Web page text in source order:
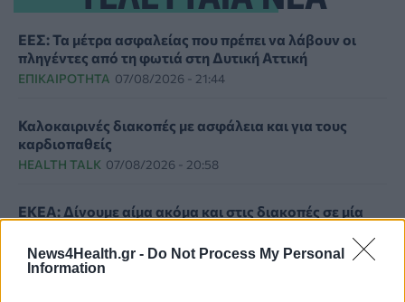
News4Health.gr - Do Not Process My Personal
Information
ΕΕΣ: Τα μέτρα ασφαλείας που πρέπει να λάβουν οι
πληγέντες από τη φωτιά στη Δυτική Αττική
ΕΠΙΚΑΙΡΌΤΗΤΑ 07/08/2026 - 21:44
Καλοκαιρινές διακοπές με ασφάλεια και για τους
καρδιοπαθείς
HEALTH TALK 07/08/2026 - 20:58
ΕΚΕΑ: Δίνουμε αίμα ακόμα και στις διακοπές σε μία
ΥΓΕΊΑ 07/08/2026 - 20:24